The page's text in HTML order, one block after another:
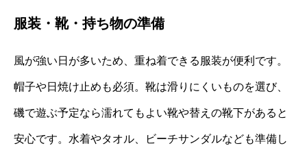
服装・靴・持ち物の準備
風が強い日が多いため、重ね着できる服装が便利です。
帽子や日焼け止めも必須。靴は滑りにくいものを選び、
磯で遊ぶ予定なら濡れてもよい靴や替えの靴下があると
安心です。水着やタオル、ビーチサンダルなども準備し